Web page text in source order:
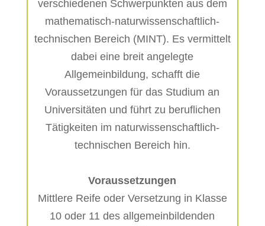
verschiedenen Schwerpunkten aus dem
mathematisch-naturwissenschaftlich-
technischen Bereich (MINT). Es vermittelt
dabei eine breit angelegte
Allgemeinbildung, schafft die
Voraussetzungen für das Studium an
Universitäten und führt zu beruflichen
Tätigkeiten im naturwissenschaftlich-
technischen Bereich hin.
Voraussetzungen
Mittlere Reife oder Versetzung in Klasse
10 oder 11 des allgemeinbildenden